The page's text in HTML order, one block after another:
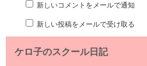
新しいコメントをメールで通知
新しい投稿をメールで受け取る
ケロ子のスクール日記